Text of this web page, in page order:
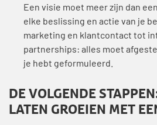
Een visie moet meer zijn dan
elke beslissing en actie van je
marketing en klantcontact tot
partnerships: alles moet
je hebt geformuleerd.
DE VOLGENDE
LATEN GROEIEN MET